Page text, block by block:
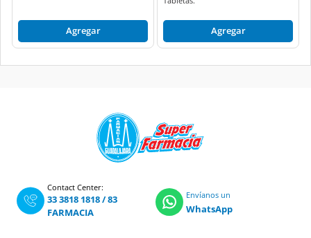
Agregar Agregar
Contact Center:
33 3818 1818/83
FARMACIA
Envíanos un
WhatsApp